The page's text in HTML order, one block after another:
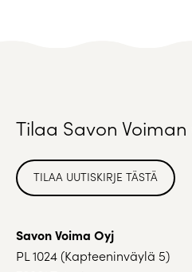
Tilaa Savon
TILAA UUTISKIRJE TÄSTÄ
Savon Voima Oyj
PL 1024 (Kapteeninväylä 5)